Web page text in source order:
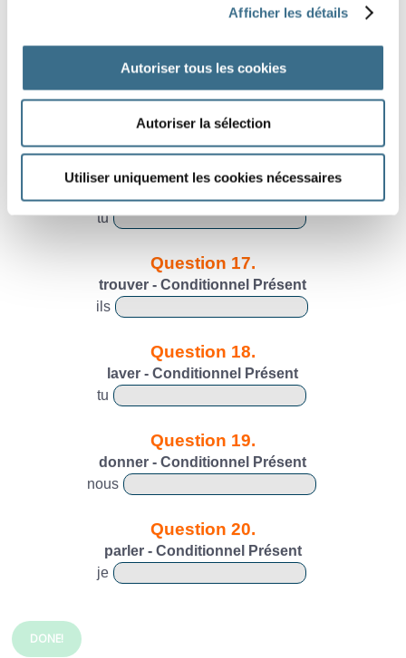
Afficher les détails
Autoriser tous les cookies
Autoriser la sélection
Utiliser uniquement les cookies nécessaires
trouver - Conditionnel Présent
Question 15.
Question 16.
parler - Conditionnel Présent
tu
Question 17.
trouver - Conditionnel Présent
ils
Question 18.
laver - Conditionnel Présent
tu
Question 19.
donner - Conditionnel Présent
nous
Question 20.
parler - Conditionnel Présent
je
DONE!